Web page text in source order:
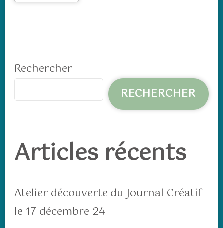
Rechercher
RECHERCHER
Articles récents
Atelier découverte du Journal Créatif
le 17 décembre 24